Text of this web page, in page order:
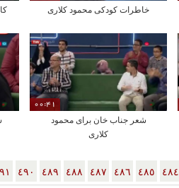
خاطرات کودکی محمود کلاری
00:41
شعر جناب خان برای محمود
کلاری
٤٨٤ ٤٨٥ ٤٨٦ ٤٨٧ ٤٨٨ ٤٨٩ ٤٩٠